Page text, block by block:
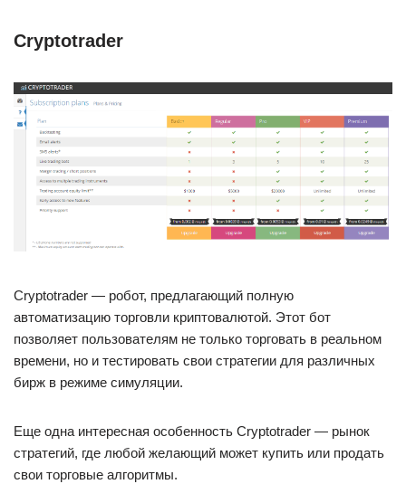
Cryptotrader
Cryptotrader — робот, предлагающий полную
автоматизацию торговли криптовалютой. Этот бот
позволяет пользователям не только торговать в реальном
времени, но и тестировать свои стратегии для различных
бирж в режиме симуляции.
Еще одна интересная особенность Cryptotrader — рынок
стратегий, где любой желающий может купить или продать
свои торговые алгоритмы.